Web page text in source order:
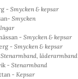
- Smycken & kepsar
Smycken
- Smycken & kepsar
- Smycken & kepsar
Stenarmband, läderarmband
- Stenarmband
- Kepsar